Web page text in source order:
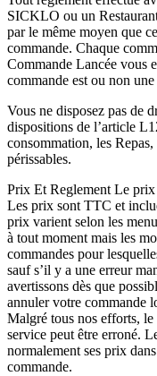
SICKLO ou un
par le même moyen que
commande. Chaque
Commande Lancée vous
commande est ou non
Vous ne disposez pas de
dispositions de l’article
consommation, les
périssables.
Prix Et Reglement Le prix
Les prix sont TTC et
prix varient selon les
à tout moment mais les
commandes pour
sauf s’il y a une erreur
avertissons dès que
annuler votre commande
Malgré tous nos efforts,
service peut être erroné.
normalement ses prix
commande.